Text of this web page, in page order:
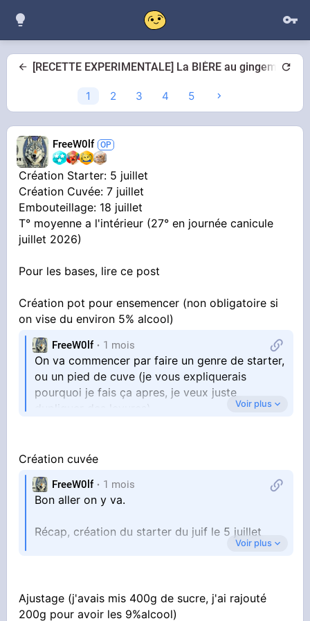
[RECETTE EXPERIMENTALE] La BIÈRE au gingembre
1 2 3 4 5
FreeW0lf
Création Starter: 5 juillet
Création Cuvée: 7 juillet
Embouteillage: 18 juillet
T° moyenne a l'intérieur (27° en journée canicule
juillet 2026)
Pour les bases, lire ce post
Création pot pour ensemencer (non obligatoire si
on vise du environ 5% alcool)
FreeW0lf 1 mois
On va commencer par faire un genre de starter,
ou un pied de cuve (je vous expliquerais
pourquoi je fais ça apres, je veux juste
dupliquer des levures)
Les ingrédients et matériel
Un pot de sauce tomate vide de 420g a la con
qui trainait désinfecté et dégraissé, le remplir
Voir plus
Création cuvée
FreeW0lf 1 mois
Bon aller on y va.
Récap, création du starter du juif le 5 juillet
Les ingrédients
Voir plus
Ajustage (j'avais mis 400g de sucre, j'ai rajouté
200g pour avoir les 9%alcool)